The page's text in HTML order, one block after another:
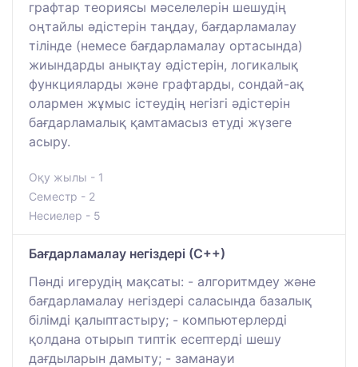
графтар теориясы мәселелерін шешудің
оңтайлы әдістерін таңдау, бағдарламалау
тілінде (немесе бағдарламалау ортасында)
жиындарды анықтау әдістерін, логикалық
функцияларды және графтарды, сондай-ақ
олармен жұмыс істеудің негізгі әдістерін
бағдарламалық қамтамасыз етуді жүзеге
асыру.
Оқу жылы - 1
Семестр - 2
Несиелер - 5
Бағдарламалау негіздері (С++)
Пәнді игерудің мақсаты: - алгоритмдеу және
бағдарламалау негіздері саласында базалық
білімді қалыптастыру; - компьютерлерді
қолдана отырып типтік есептерді шешу
дағдыларын дамыту; - заманауи